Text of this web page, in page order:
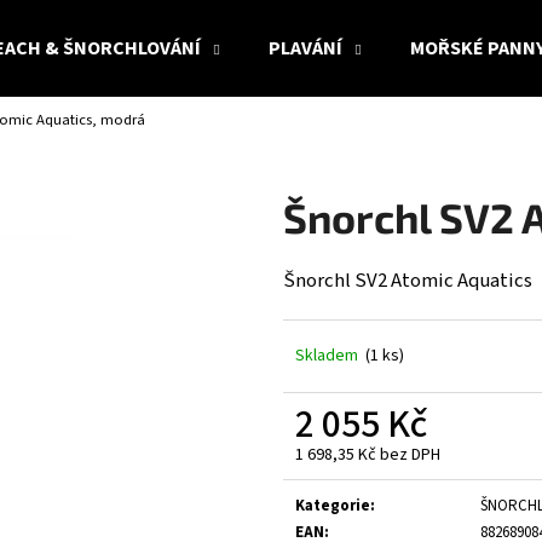
& ŠNORCHLOVÁNÍ PLAVÁNÍ MOŘSKÉ
Aquatics, modrá
Šnorchl SV2
Šnorchl SV2 Atomic Aquatics
Skladem (1 ks)
2 055 Kč
1 698,35 Kč bez DPH
Měrná
cena:
Kategorie:
EAN:
Co potřebujete najít?
HLEDAT